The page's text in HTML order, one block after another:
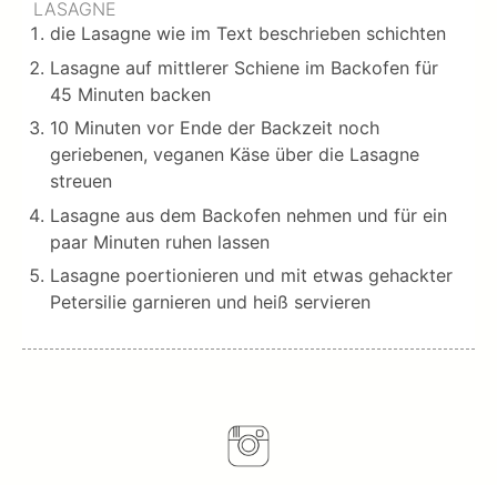
LASAGNE
die Lasagne wie im Text beschrieben schichten
Lasagne auf mittlerer Schiene im Backofen für
45 Minuten backen
10 Minuten vor Ende der Backzeit noch
geriebenen, veganen Käse über die Lasagne
streuen
Lasagne aus dem Backofen nehmen und für ein
paar Minuten ruhen lassen
Lasagne poertionieren und mit etwas gehackter
Petersilie garnieren und heiß servieren